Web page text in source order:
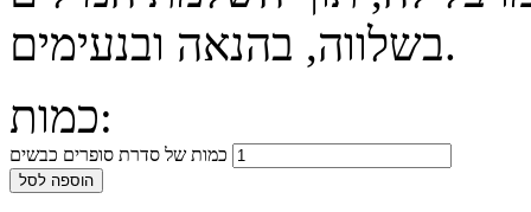
בשלווה, בהנאה ובנעימים.
כמות:
כמות של סדרת סופרים כבשים
הוספה לסל